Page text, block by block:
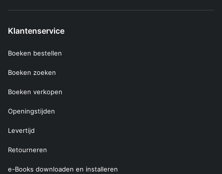
Klantenservice
Boeken bestellen
Boeken zoeken
Boeken verkopen
Openingstijden
Levertijd
Retourneren
e-Books downloaden en installeren